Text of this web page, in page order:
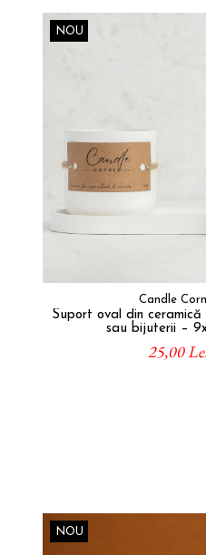
NOU
Candle
Suport oval din
sau bijuterii –
25,00
NOU